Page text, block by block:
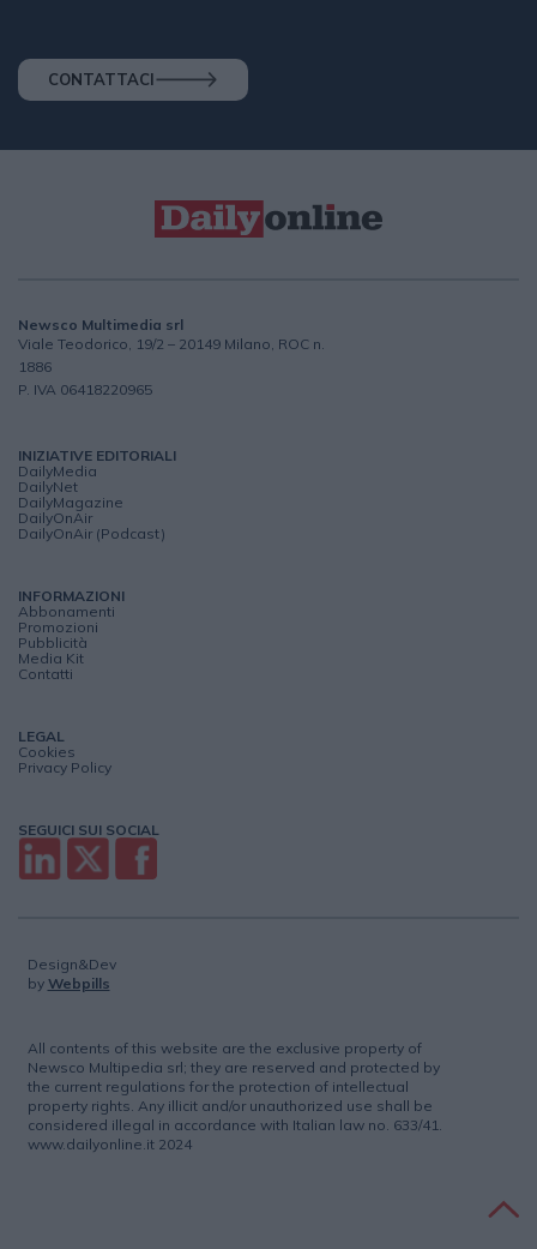
CONTATTACI
Newsco Multimedia srl
Viale Teodorico, 19/2 – 20149 Milano, ROC n.
1886
P. IVA 06418220965
INIZIATIVE EDITORIALI
DailyMedia
DailyNet
DailyMagazine
DailyOnAir
DailyOnAir (Podcast)
INFORMAZIONI
Abbonamenti
Promozioni
Pubblicità
Media Kit
Contatti
LEGAL
Cookies
Privacy Policy
SEGUICI SUI SOCIAL
Design&Dev
by Webpills
All contents of this website are the exclusive property of
Newsco Multipedia srl; they are reserved and protected by
the current regulations for the protection of intellectual
property rights. Any illicit and/or unauthorized use shall be
considered illegal in accordance with Italian law no. 633/41.
www.dailyonline.it 2024